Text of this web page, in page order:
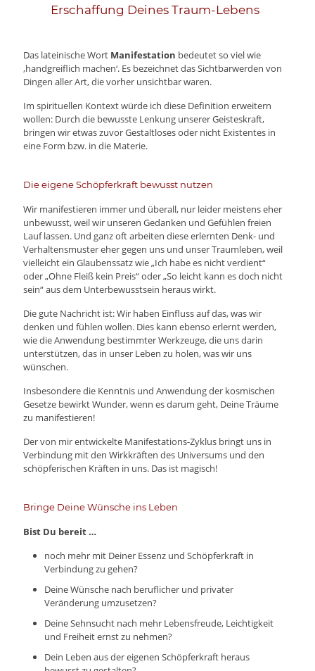
Erschaffung Deines Traum-Lebens
Das lateinische Wort Manifestation bedeutet so viel wie
‚handgreiflich machen‘. Es bezeichnet das Sichtbarwerden von
Dingen aller Art, die vorher unsichtbar waren.
Im spirituellen Kontext würde ich diese Definition erweitern
wollen: Durch die bewusste Lenkung unserer Geisteskraft,
bringen wir etwas zuvor Gestaltloses oder nicht Existentes in
eine Form bzw. in die Materie.
Die eigene Schöpferkraft bewusst nutzen
Wir manifestieren immer und überall, nur leider meistens eher
unbewusst, weil wir unseren Gedanken und Gefühlen freien
Lauf lassen. Und ganz oft arbeiten diese erlernten Denk- und
Verhaltensmuster eher gegen uns und unser Traumleben, weil
vielleicht ein Glaubenssatz wie „Ich habe es nicht verdient“
oder „Ohne Fleiß kein Preis“ oder „So leicht kann es doch nicht
sein“ aus dem Unterbewusstsein heraus wirkt.
Die gute Nachricht ist: Wir haben Einfluss auf das, was wir
denken und fühlen wollen. Dies kann ebenso erlernt werden,
wie die Anwendung bestimmter Werkzeuge, die uns darin
unterstützen, das in unser Leben zu holen, was wir uns
wünschen.
Insbesondere die Kenntnis und Anwendung der kosmischen
Gesetze bewirkt Wunder, wenn es darum geht, Deine Träume
zu manifestieren!
Der von mir entwickelte Manifestations-Zyklus bringt uns in
Verbindung mit den Wirkkräften des Universums und den
schöpferischen Kräften in uns. Das ist magisch!
Bringe Deine Wünsche ins Leben
Bist Du bereit …
noch mehr mit Deiner Essenz und Schöpferkraft in
Verbindung zu gehen?
Deine Wünsche nach beruflicher und privater
Veränderung umzusetzen?
Deine Sehnsucht nach mehr Lebensfreude, Leichtigkeit
und Freiheit ernst zu nehmen?
Dein Leben aus der eigenen Schöpferkraft heraus